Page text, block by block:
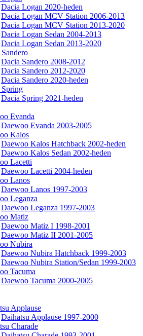
Dacia Logan 2020-heden
Dacia Logan MCV Station 2006-2013
Dacia Logan MCV Station 2013-2020
Dacia Logan Sedan 2004-2013
Dacia Logan Sedan 2013-2020
Dacia Sandero 2008-2012
Dacia Sandero 2012-2020
Dacia Sandero 2020-heden
Dacia Spring 2021-heden
Evanda
Daewoo Evanda 2003-2005
Kalos
Daewoo Kalos Hatchback 2002-heden
Daewoo Kalos Sedan 2002-heden
Lacetti
Daewoo Lacetti 2004-heden
Lanos
Daewoo Lanos 1997-2003
Leganza
Daewoo Leganza 1997-2003
Matiz
Daewoo Matiz I 1998-2001
Daewoo Matiz II 2001-2005
Nubira
Daewoo Nubira Hatchback 1999-2003
Daewoo Nubira Station/Sedan 1999-2003
Tacuma
Daewoo Tacuma 2000-2005
Applause
Daihatsu Applause 1997-2000
Charade